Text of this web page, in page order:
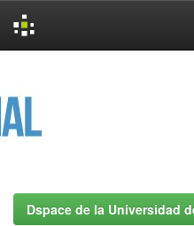
Dspace de la Universidad